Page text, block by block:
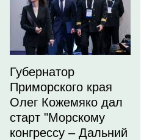
Губернатор
Приморского края
Олег Кожемяко дал
старт "Морскому
конгрессу – Дальний